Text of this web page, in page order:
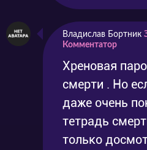
Владислав Бортник
Комментатор
Хреновая
смерти . Но
даже очень
тетрадь
только